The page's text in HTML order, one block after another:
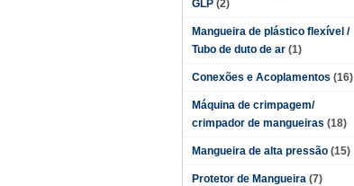
GLP (2)
Mangueira de plástico flexível /
Tubo de duto de ar (1)
Conexões e Acoplamentos (16)
Máquina de crimpagem/
crimpador de mangueiras (18)
Mangueira de alta pressão (15)
Protetor de Mangueira (7)